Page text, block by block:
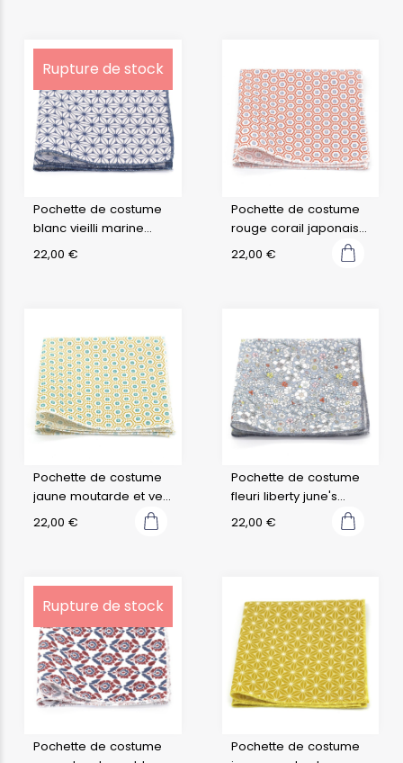
Rupture de stock
Pochette de costume
blanc vieilli marine
japonais fuji
22,00 €
Pochette de costume
rouge corail japonais
kobe
22,00 €
Pochette de costume
jaune moutarde et vert
d'eau japonais kobe
22,00 €
Pochette de costume
fleuri liberty june's
meadow f
22,00 €
Rupture de stock
Pochette de costume
Pochette de costume